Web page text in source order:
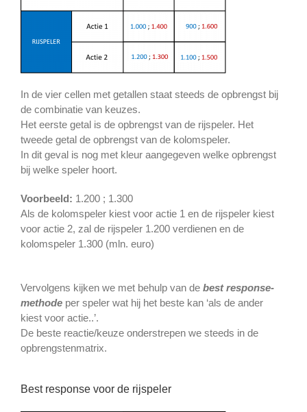
In de vier cellen met getallen staat steeds de opbrengst bij
de combinatie van keuzes.
Het eerste getal is de opbrengst van de rijspeler. Het
tweede getal de opbrengst van de kolomspeler.
In dit geval is nog met kleur aangegeven welke opbrengst
bij welke speler hoort.
Voorbeeld: 1.200 ; 1.300
Als de kolomspeler kiest voor actie 1 en de rijspeler kiest
voor actie 2, zal de rijspeler 1.200 verdienen en de
kolomspeler 1.300 (mln. euro)
Vervolgens kijken we met behulp van de best response-
methode per speler wat hij het beste kan ‘als de ander
kiest voor actie..’.
De beste reactie/keuze onderstrepen we steeds in de
opbrengstenmatrix.
Best response voor de rijspeler